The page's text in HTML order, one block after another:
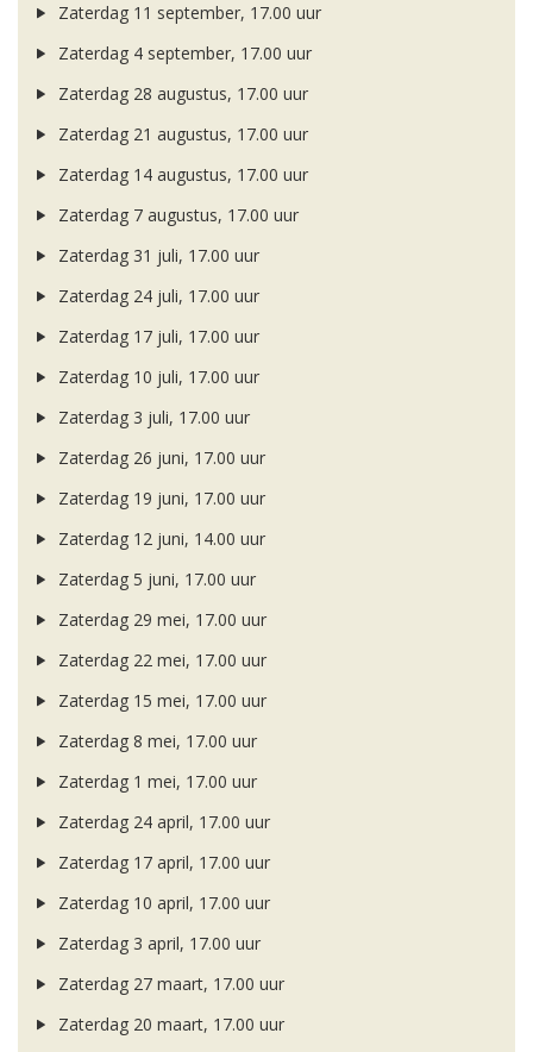
Zaterdag 11 september, 17.00 uur
Zaterdag 4 september, 17.00 uur
Zaterdag 28 augustus, 17.00 uur
Zaterdag 21 augustus, 17.00 uur
Zaterdag 14 augustus, 17.00 uur
Zaterdag 7 augustus, 17.00 uur
Zaterdag 31 juli, 17.00 uur
Zaterdag 24 juli, 17.00 uur
Zaterdag 17 juli, 17.00 uur
Zaterdag 10 juli, 17.00 uur
Zaterdag 3 juli, 17.00 uur
Zaterdag 26 juni, 17.00 uur
Zaterdag 19 juni, 17.00 uur
Zaterdag 12 juni, 14.00 uur
Zaterdag 5 juni, 17.00 uur
Zaterdag 29 mei, 17.00 uur
Zaterdag 22 mei, 17.00 uur
Zaterdag 15 mei, 17.00 uur
Zaterdag 8 mei, 17.00 uur
Zaterdag 1 mei, 17.00 uur
Zaterdag 24 april, 17.00 uur
Zaterdag 17 april, 17.00 uur
Zaterdag 10 april, 17.00 uur
Zaterdag 3 april, 17.00 uur
Zaterdag 27 maart, 17.00 uur
Zaterdag 20 maart, 17.00 uur